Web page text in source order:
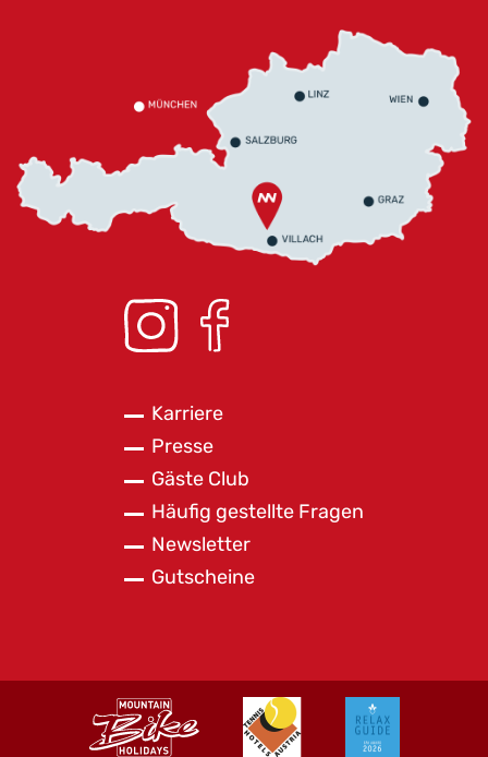
Karriere
Presse
Gäste Club
Häufig gestellte Fragen
Newsletter
Gutscheine